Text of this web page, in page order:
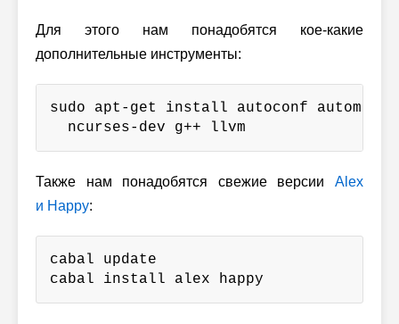
Для этого нам понадобятся кое-какие
дополнительные инструменты:
sudo apt-get install autoconf
  ncurses-dev g++ llvm
Также нам понадобятся свежие версии Alex
и Happy:
cabal update
cabal install alex happy